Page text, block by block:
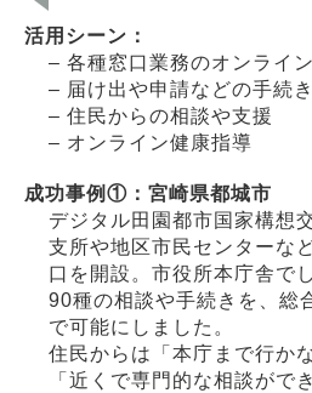
活用シーン：
– 各種窓口業務のオンライ
– 届け出や申請などの手続き
– 住民からの相談や支援
– オンライン健康指導
成功事例①：宮崎県都城市
デジタル田園都市国家構想
支所や地区市民センターな
口を開設。市役所本庁舎で
90種の相談や手続きを、総
で可能にしました。
住民からは「本庁まで行か
「近くで専門的な相談がで